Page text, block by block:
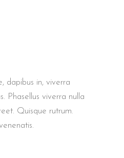
dapibus in, viverra
Phasellus viverra nulla
Quisque rutrum.